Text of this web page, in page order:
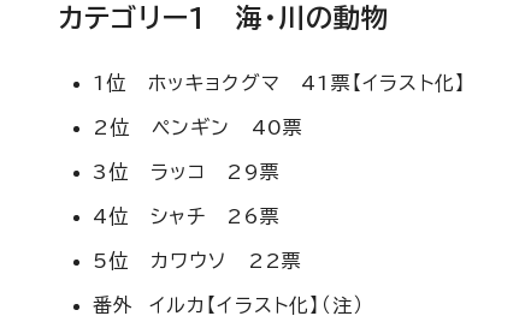
カテゴリー1 海・川の動物
1位 ホッキョクグマ 41票【イラスト化】
2位 ペンギン 40票
3位 ラッコ 29票
4位 シャチ 26票
5位 カワウソ 22票
番外 イルカ【イラスト化】（注）